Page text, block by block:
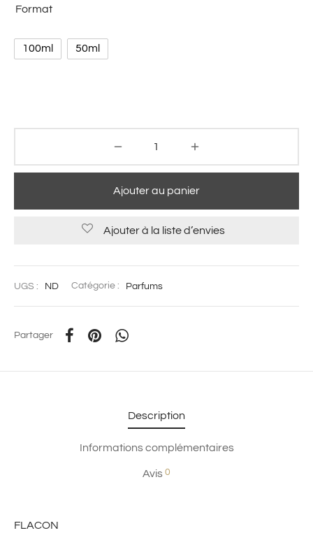
Format
100ml 50ml
Ajouter au panier
Ajouter à la liste d’envies
UGS : ND Catégorie : Parfums
Partager
Description
Informations complémentaires
Avis 0
FLACON